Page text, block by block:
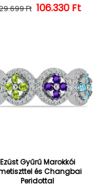
Normál ár
Ft 106.330 Ft
Ezüst Gyűrű Marokkói
és Changbai
Peridottal